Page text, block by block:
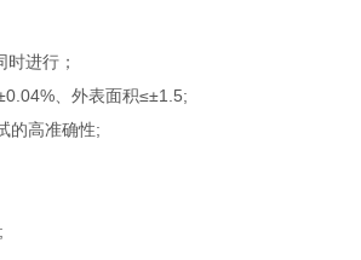
进行；
、外表面积≤±1.5;
的高准确性;